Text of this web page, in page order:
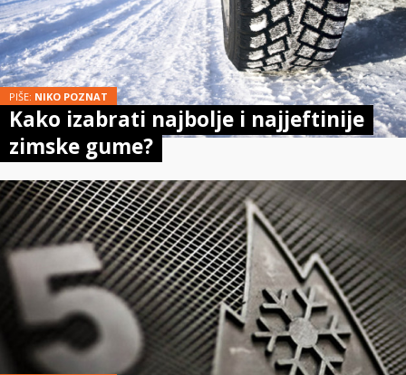
PIŠE: NIKO POZNAT
Kako izabrati najbolje i najjeftinije
zimske gume?